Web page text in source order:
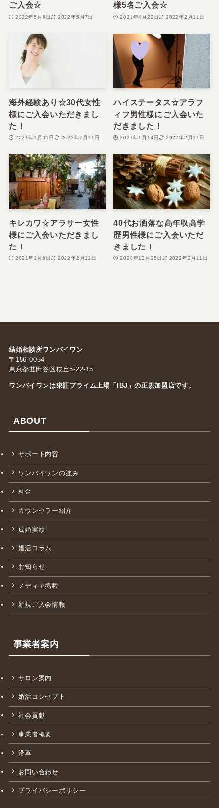
ご入会☆
2022年5月6日 2022年5月7日
様5名ご入会☆
2021年4月22日 2022年2月11日
海外経験あり☆30代女性
様にご入会いただきまし
た！
2021年1月31日 2022年2月11日
ハイステータス☆アラフ
ィフ男性様にご入会いた
だきました！
2021年1月14日 2022年2月11日
キレカワ☆アラサー女性
様にご入会いただきまし
た！
2021年1月8日 2022年2月11日
40代お洒落な高年収高学
歴男性様にご入会いただ
きました！
2020年12月25日 2022年2月11日
結婚相談所ワンバイワン
〒156-0054
東京都世田谷区桜丘5-22-15
ワンバイワンは東証プライム上場「 IBJ 」の正規加盟店です。
ABOUT
サポート内容
ワンバイワンの強み
料金
カウンセラー紹介
成婚実績
婚活コラム
お知らせ
メディア掲載
新規ご入会情報
事業者案内
サロン案内
婚活コンセプト
社会貢献
事業者概要
沿革
お問い合わせ
プライバシーポリシー